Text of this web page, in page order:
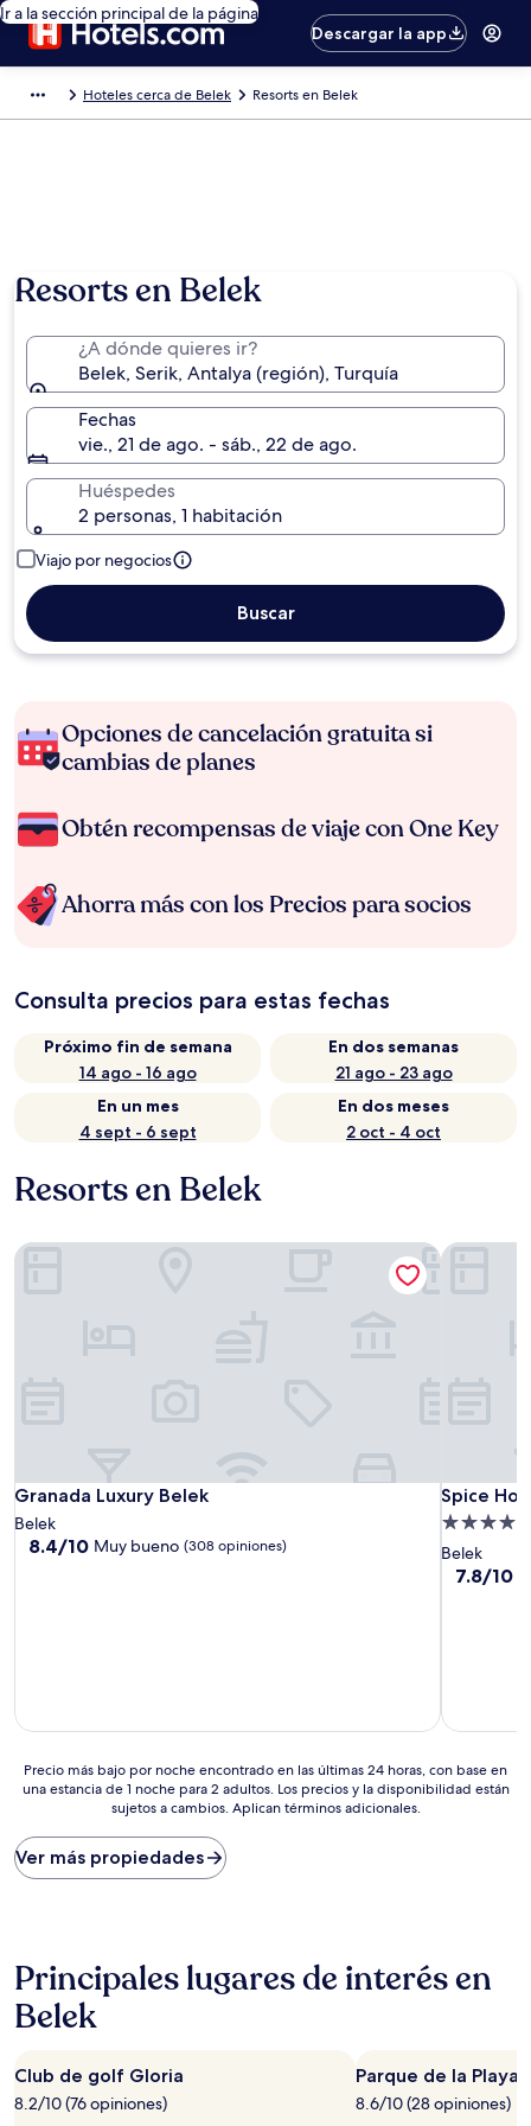
Ir a la sección principal de la página
Descargar la app
Hoteles cerca de Belek Resorts en Belek
Resorts en Belek
¿A dónde quieres ir?
Belek, Serik, Antalya (región), Turquía
Fechas
vie., 21 de ago. - sáb., 22 de ago.
Huéspedes
2 personas, 1 habitación
Viajo por negocios
Buscar
Opciones de cancelación gratuita si
cambias de planes
Obtén recompensas de viaje con One Key
Ahorra más con los Precios para socios
Consulta precios para estas fechas
Próximo fin de semana
14 ago - 16 ago
En dos semanas
21 ago - 23 ago
En un mes
4 sept - 6 sept
En dos meses
2 oct - 4 oct
Resorts en Belek
Granada Luxury Belek
Granada Luxury Belek
Belek
8.4
8.4/10 Muy bueno (308 opiniones)
Granada Luxury Belek
Spice
Spice
Propiedad
de
5.0
Belek
7.8
7.8/10
Spice
Precio
más
por
noche
encontrado
24
horas,
con
base
una
de
Precio más bajo por noche encontrado en las últimas 24 horas, con base en
una estancia de 1 noche para 2 adultos. Los precios y la disponibilidad están
sujetos a cambios. Aplican términos adicionales.
Ver más propiedades
Principales lugares de interés en
Belek
Club de golf Gloria
8.2/10 (76 opiniones)
Parque de la Playa
8.6/10 (28 opiniones)